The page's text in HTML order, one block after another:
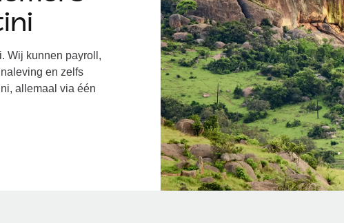
Wij kunnen payroll,
en zelfs
allemaal via één